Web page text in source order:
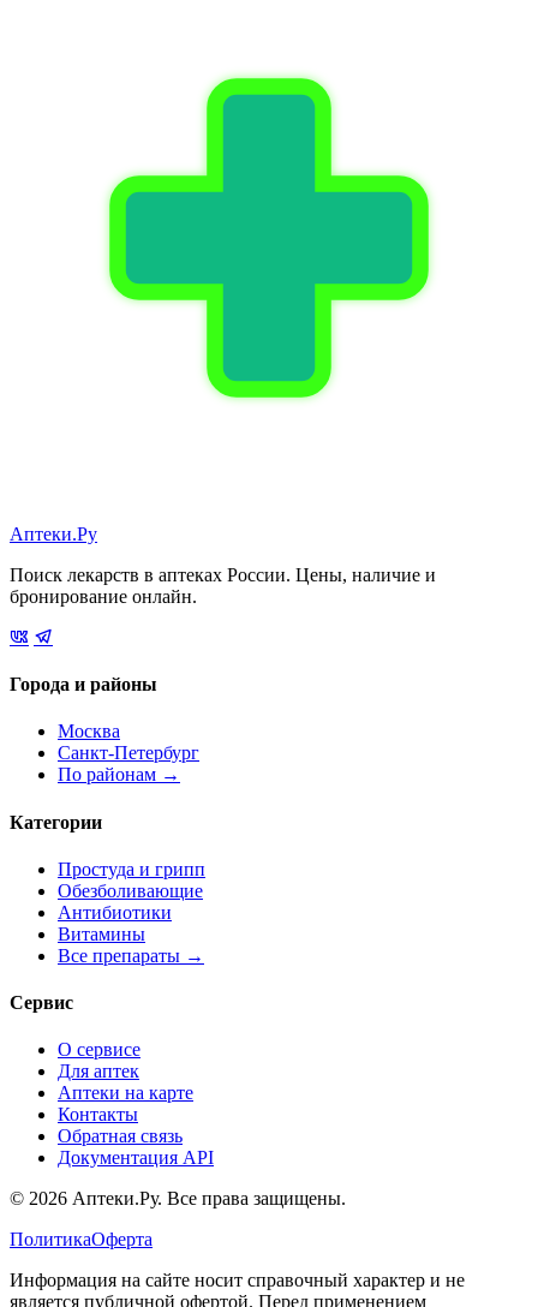
Аптеки.Ру
Поиск лекарств в аптеках России. Цены, наличие и
бронирование онлайн.
Города и районы
Москва
Санкт-Петербург
По районам →
Категории
Простуда и грипп
Обезболивающие
Антибиотики
Витамины
Все препараты →
Сервис
О сервисе
Для аптек
Аптеки на карте
Контакты
Обратная связь
Документация API
© 2026 Аптеки.Ру. Все права защищены.
ПолитикаОферта
Информация на сайте носит справочный характер и не
является публичной офертой. Перед применением